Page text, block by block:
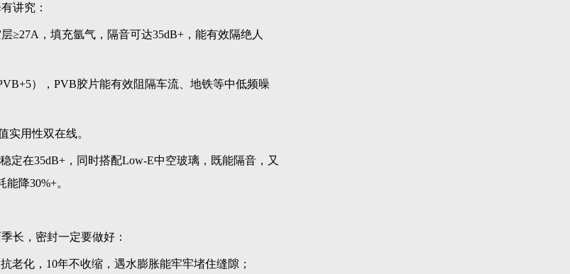
讲究：
≥27A，填充氩气，隔音可达35dB+，能有效隔绝人
），PVB胶片能有效阻隔车流、地铁等中低频噪
实用性双在线。
定在35dB+，同时搭配Low-E中空玻璃，既能隔音，又
降30%+。
长，密封一定要做好：
老化，10年不收缩，遇水膨胀能牢牢堵住缝隙；